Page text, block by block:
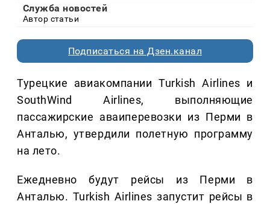
Служба новостей
Автор статьи
Подписаться на Дзен.канал
Турецкие авиакомпании Turkish Airlines и
SouthWind Airlines, выполняющие
пассажирские аваиперевозки из Перми в
Анталью, утвердили полетную программу
на лето.
Ежедневно будут рейсы из Перми в
Анталью. Turkish Airlines запустит рейсы в